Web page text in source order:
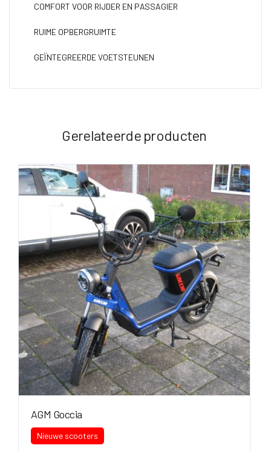
COMFORT VOOR RIJDER EN PASSAGIER
RUIME OPBERGRUIMTE
GEÏNTEGREERDE VOETSTEUNEN
Gerelateerde producten
AGM Goccia
Nieuwe scooters